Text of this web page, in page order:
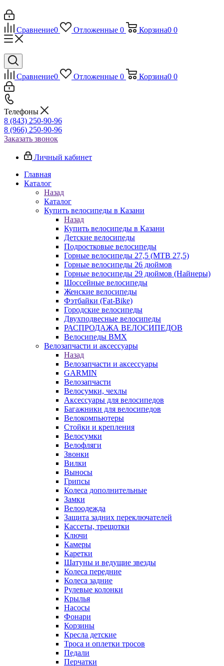
Сравнение0 Отложенные 0 Корзина0 0
Сравнение0 Отложенные 0 Корзина0 0
Телефоны
8 (843) 250-90-96
8 (966) 250-90-96
Заказать звонок
Личный кабинет
Главная
Каталог
Назад
Каталог
Купить велосипеды в Казани
Назад
Купить велосипеды в Казани
Детские велосипеды
Подростковые велосипеды
Горные велосипеды 27,5 (MTB 27,5)
Горные велосипеды 26 дюймов
Горные велосипеды 29 дюймов (Найнеры)
Шоссейные велосипеды
Женские велосипеды
Фэтбайки (Fat-Bike)
Городские велосипеды
Двухподвесные велосипеды
РАСПРОДАЖА ВЕЛОСИПЕДОВ
Велосипеды BMX
Велозапчасти и аксессуары
Назад
Велозапчасти и аксессуары
GARMIN
Велозапчасти
Велосумки, чехлы
Аксессуары для велосипедов
Багажники для велосипедов
Велокомпьютеры
Стойки и крепления
Велосумки
Велофляги
Звонки
Вилки
Выносы
Грипсы
Колеса дополнительные
Замки
Велоодежда
Защита задних переключателей
Кассеты, трещотки
Ключи
Камеры
Каретки
Шатуны и ведущие звезды
Колеса передние
Колеса задние
Рулевые колонки
Крылья
Насосы
Фонари
Корзины
Кресла детские
Троса и оплетки тросов
Педали
Перчатки